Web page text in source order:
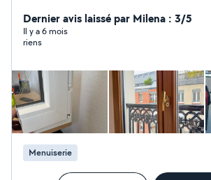
s'agit de votre fenêtre, porte d'entrée,
volets roulant ou vantants ou de
Dernier avis laissé par Milena : 3/5
Il y a 6 mois
riens
Menuiserie